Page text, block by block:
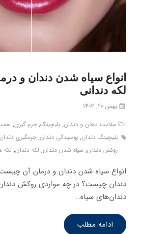
انواع سیاه شدن دندان و
لکه دندانی
بهمن 20, 1403
سلامت دهان و دندان, بلیچینگ, جرم گیری,
بلیچینگ دندان, پوسیدگی دندان, جرمگیری دندان
روکش دندان, سیاه شدن دندان, لکه دندان, لکه
انواع سیاه شدن دندان و درمان آن
دندان چیست؟ در چه مواردی روکش
دندان‌های سیاه…
ادامه مطلب